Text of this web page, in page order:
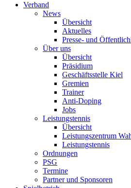
Verband
News
Übersicht
Aktuelles
Presse- und
Über uns
Übersicht
Präsidium
Geschäftsstelle Kiel
Gremien
Trainer
Anti-Doping
Jobs
Leistungstennis
Übersicht
Leistungszentrum
Leistungstennis
Ordnungen
PSG
Termine
Partner und Sponsoren